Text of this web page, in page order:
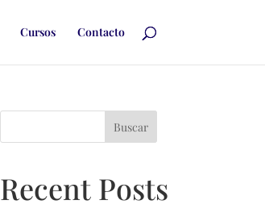
Cursos Contacto
Buscar
Recent Posts